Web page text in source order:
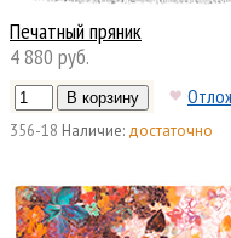
Печатный пряник
4 880 руб.
356-18 Наличие: достаточно